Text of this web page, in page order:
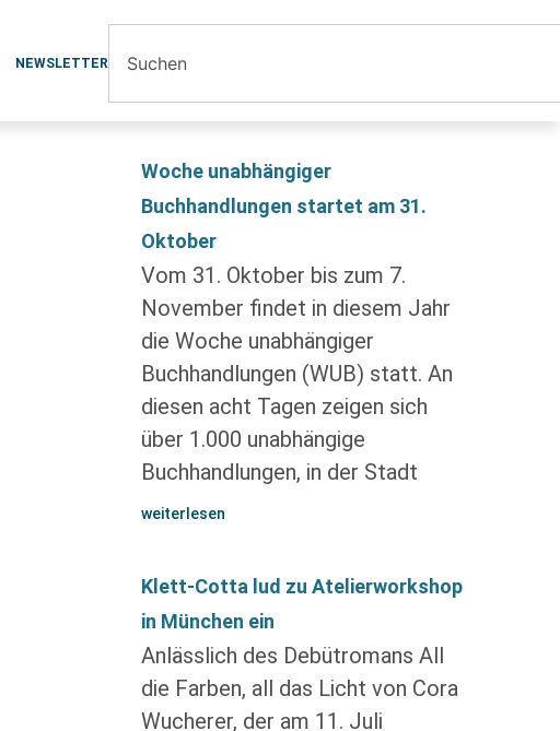
NEWSLETTER
Woche unabhängiger
Buchhandlungen startet am 31.
Oktober
Vom 31. Oktober bis zum 7.
November findet in diesem Jahr
die Woche unabhängiger
Buchhandlungen (WUB) statt. An
diesen acht Tagen zeigen sich
über 1.000 unabhängige
Buchhandlungen, in der Stadt
weiterlesen
Klett-Cotta lud zu Atelierworkshop
in München ein
Anlässlich des Debütromans All
die Farben, all das Licht von Cora
Wucherer, der am 11. Juli